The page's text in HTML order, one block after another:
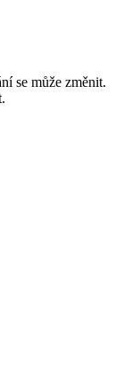
se může změnit.